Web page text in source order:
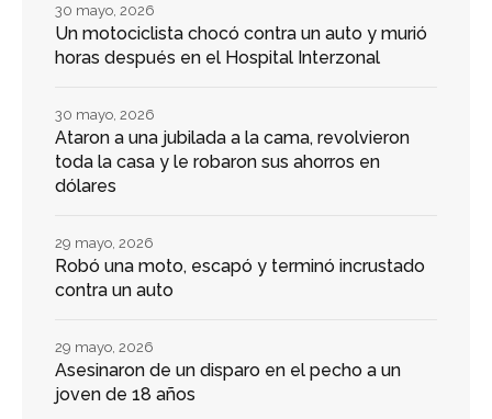
Un motociclista chocó contra un auto y murió
horas después en el Hospital Interzonal
30 mayo, 2026
Ataron a una jubilada a la cama, revolvieron
toda la casa y le robaron sus ahorros en
dólares
30 mayo, 2026
Robó una moto, escapó y terminó incrustado
contra un auto
29 mayo, 2026
Asesinaron de un disparo en el pecho a un
joven de 18 años
29 mayo, 2026